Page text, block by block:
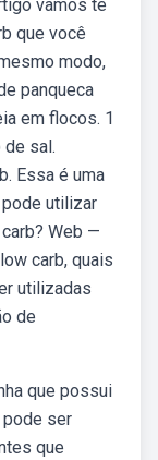
vamos te
que você
modo,
panqueca
em flocos. 1
de sal.
Essa é uma
utilizar
Web —
carb, quais
utilizadas
de
que possui
pode ser
que